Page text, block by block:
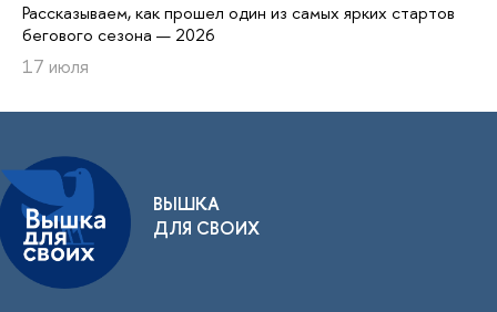
Рассказываем, как прошел один из самых ярких стартов
бегового сезона — 2026
17 июля
ВЫШКА
ДЛЯ СВОИХ